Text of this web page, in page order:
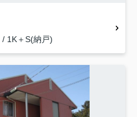
1K＋S(納戸)